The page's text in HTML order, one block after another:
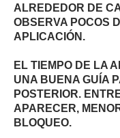
ALREDEDOR DE
OBSERVA POCOS
APLICACIÓN.
EL TIEMPO DE LA
UNA BUENA GUÍA
POSTERIOR.
APARECER,
BLOQUEO.